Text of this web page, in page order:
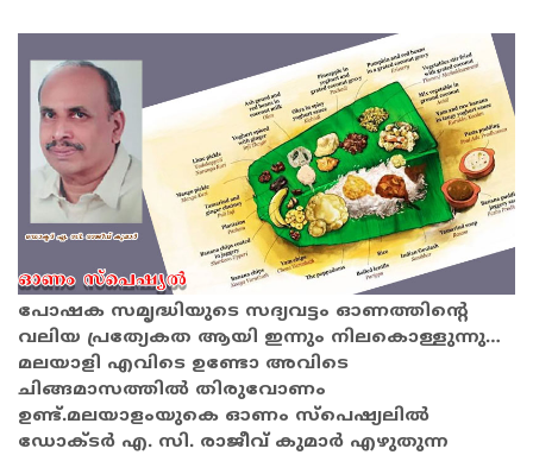
പോഷക സമൃദ്ധിയുടെ സദ്യവട്ടം ഓണത്തിന്റെ
വലിയ പ്രത്യേകത ആയി ഇന്നും നിലകൊള്ളുന്നു…
മലയാളി എവിടെ ഉണ്ടോ അവിടെ
ചിങ്ങമാസത്തിൽ തിരുവോണം
ഉണ്ട്.മലയാളംയുകെ ഓണം സ്പെഷ്യലിൽ
ഡോക്ടർ എ. സി. രാജീവ്‌ കുമാർ എഴുതുന്ന